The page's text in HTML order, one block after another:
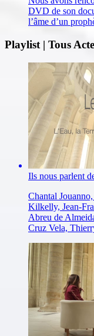
DVD de son
l’âme d’un
Playlist | Tous
Ils nous parlent
Chantal
Kilkelly, Jean-
Abreu de
Cruz Vela,